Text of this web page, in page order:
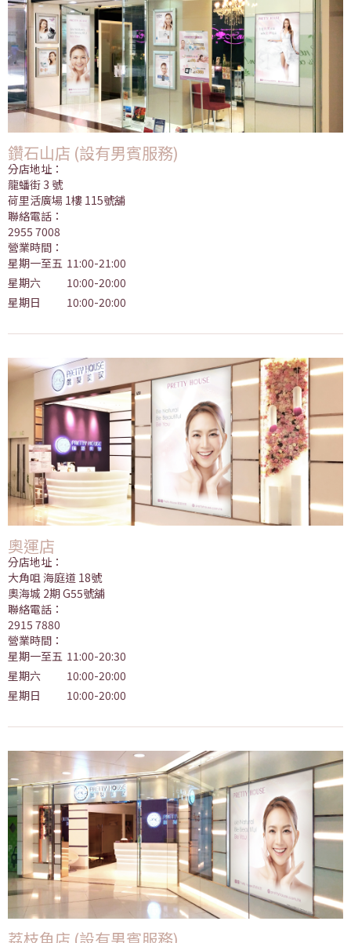
鑽石山店 (設有男賓服務)
分店地址：
龍蟠街 3 號
荷里活廣場 1樓 115號舖
聯絡電話：
2955 7008
營業時間：
星期一至五 11:00-21:00
星期六
10:00-20:00
星期日
10:00-20:00
奧運店
分店地址：
大角咀 海庭道 18號
奧海城 2期 G55號舖
聯絡電話：
2915 7880
營業時間：
星期一至五 11:00-20:30
星期六
10:00-20:00
星期日
10:00-20:00